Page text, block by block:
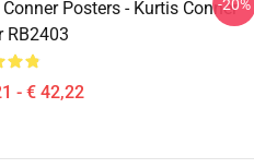
Posters - Kurtis Conner
RB2403
- € 42,22
-20%